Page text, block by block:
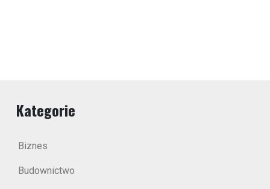
Kategorie
Biznes
Budownictwo